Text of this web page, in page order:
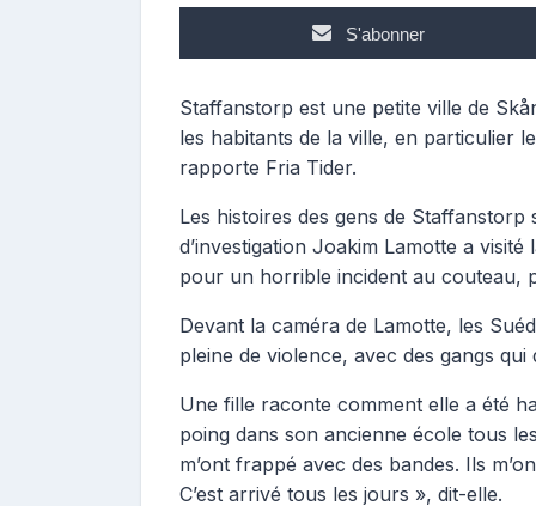
S'abonner
Staffanstorp est une petite ville de
les habitants de la ville, en particulier
rapporte Fria Tider.
Les histoires des gens de
d’investigation Joakim Lamotte a
pour un horrible incident au couteau,
Devant la caméra de Lamotte, les
pleine de violence, avec des gangs
Une fille raconte comment elle a été
poing dans son ancienne école tous
m’ont frappé avec des bandes. Ils
C’est arrivé tous les jours », dit-elle.